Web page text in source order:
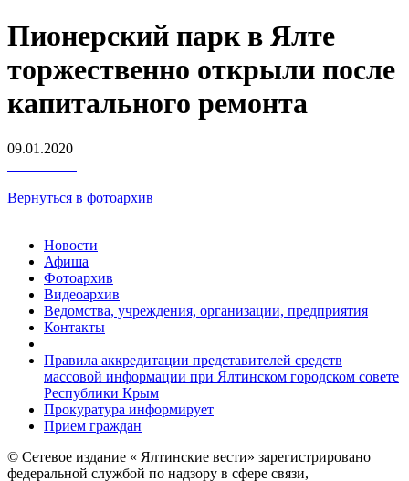
Пионерский парк в Ялте
торжественно открыли после
капитального ремонта
09.01.2020
Вернуться в фотоархив
Новости
Афиша
Фотоархив
Видеоархив
Ведомства, учреждения, организации, предприятия
Контакты
Правила аккредитации представителей средств
массовой информации при Ялтинском городском совете
Республики Крым
Прокуратура информирует
Прием граждан
© Сетевое издание « Ялтинские вести» зарегистрировано
федеральной службой по надзору в сфере связи,